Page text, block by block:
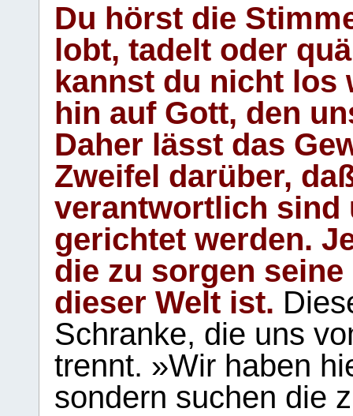
Du hörst die
lobt, tadelt oder
kannst du nicht los
hin auf Gott, den
Daher lässt das
Zweifel darüber,
verantwortlich sind
gerichtet werden.
die zu sorgen
dieser Welt ist.
Schranke, die uns
trennt. »Wir haben
sondern suchen die